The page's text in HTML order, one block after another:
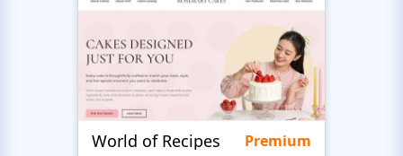
World of Recipes Premium